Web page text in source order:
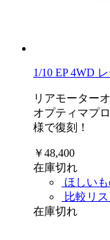
1/10 EP 4WD
リアモーター
オプティマプ
様で復刻！
￥48,400
在庫切れ
ほしい
比較リ
在庫切れ